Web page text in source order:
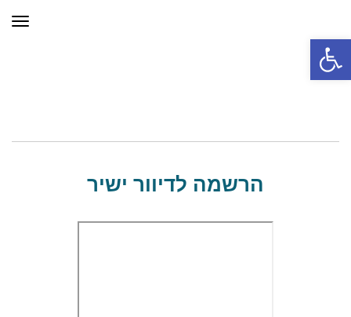
פתח סרגל נגישות
הרשמה לדיוור ישיר